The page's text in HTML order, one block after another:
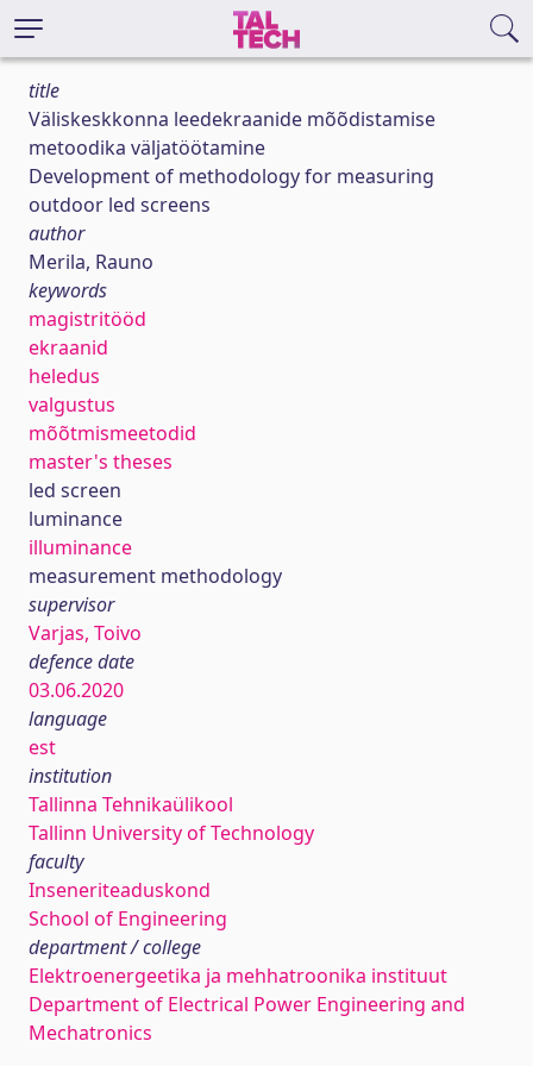
title
Väliskeskkonna leedekraanide mõõdistamise
metoodika väljatöötamine
Development of methodology for measuring
outdoor led screens
author
Merila, Rauno
keywords
magistritööd
ekraanid
heledus
valgustus
mõõtmismeetodid
master's theses
led screen
luminance
illuminance
measurement methodology
supervisor
Varjas, Toivo
defence date
03.06.2020
language
est
institution
Tallinna Tehnikaülikool
Tallinn University of Technology
faculty
Inseneriteaduskond
School of Engineering
department / college
Elektroenergeetika ja mehhatroonika instituut
Department of Electrical Power Engineering and
Mechatronics